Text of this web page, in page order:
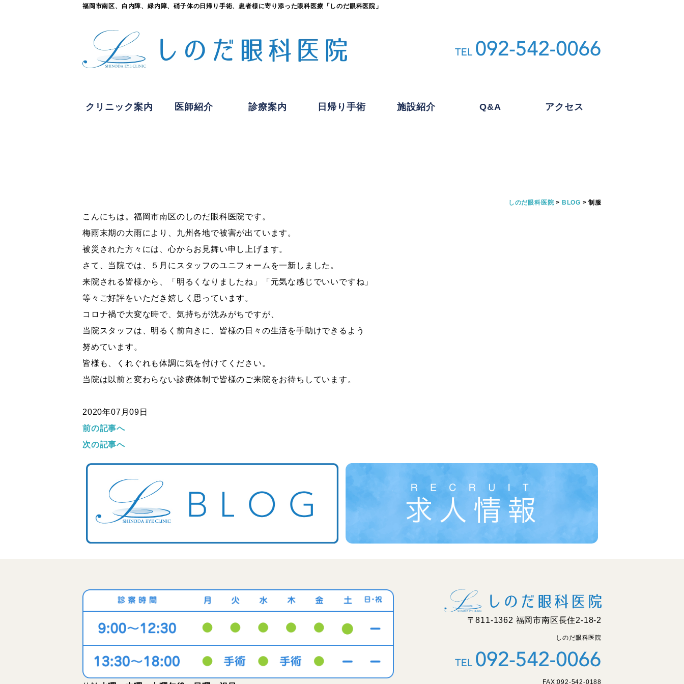
福岡市南区、白内障、緑内障、硝子体の日帰り手術、患者様に寄り添った眼科医療「しのだ眼科医院」
クリニック案内 医師紹介 診療案内 日帰り手術 施設紹介 Q&A アクセス
しのだ眼科医院 > BLOG >制服
こんにちは。福岡市南区のしのだ眼科医院です。
梅雨末期の大雨により、九州各地で被害が出ています。
被災された方々には、心からお見舞い申し上げます。
さて、当院では、５月にスタッフのユニフォームを一新しました。
来院される皆様から、「明るくなりましたね」「元気な感じでいいですね」
等々ご好評をいただき嬉しく思っています。
コロナ禍で大変な時で、気持ちが沈みがちですが、
当院スタッフは、明るく前向きに、皆様の日々の生活を手助けできるよう
努めています。
皆様も、くれぐれも体調に気を付けてください。
当院は以前と変わらない診療体制で皆様のご来院をお待ちしています。
2020年07月09日
前の記事へ
次の記事へ
〒811-1362 福岡市南区長住2-18-2
しのだ眼科医院
FAX:092-542-0188